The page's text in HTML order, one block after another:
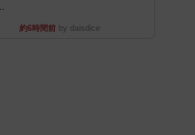
約6時間前by daisdice